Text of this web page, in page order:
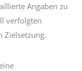
Angaben zu
verfolgten
Zielsetzung.